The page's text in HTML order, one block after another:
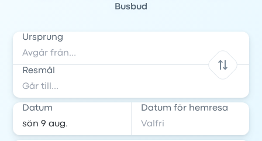
Busbud
Ursprung
Resmål
Datum Datum för hemresa